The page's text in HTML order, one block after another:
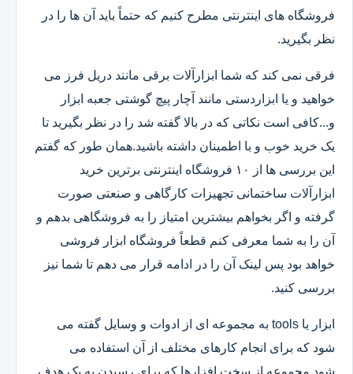
فروشگاه های اینترنتی مطرح کنیم که حتماً باید آن ها را در
نظر بگیرید.
فرقی نمی کند که شما ابزارآلات برقی مانند دریل فرز می
خواهید و یا ابزاردستی مانند آچار پیچ گوشتی جعبه ابزار
و...کافی است نکاتی که در بالا گفته شد را در نظر بگیرید تا
یک خرید خوب و با اطمینان داشته باشید.همان طور که گفتم
این بررسی ها از ۱۰ فروشگاه اینترنتی برترین خرید
ابزارآلات ساختمانی تجهیزات کارگاهی و صنعتی صورت
گرفته و اگر بخواهم بیشترین امتیاز را به فروشگاهی بدهم و
آن را به شما معرفی کنم قطعاً فروشگاه ابزار فروشی
خواهد بود پس لینک آن را در ادامه قرار می دهم تا شما نیز
بررسی کنید.
ابزار یا tools به مجموعه ای از ادوات و وسایل گفته می
شود که برای انجام کارهای مختلف از آن استفاده می
شود.مجموعه از سخت افزارها که برای رسیدن به یک هدف